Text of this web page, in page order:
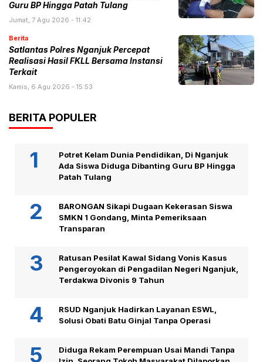
Guru BP Hingga Patah Tulang
Jumat, 7 Agu 2026 - 11:42
Berita
Satlantas Polres Nganjuk Percepat
Realisasi Hasil FKLL Bersama Instansi
Terkait
Kamis, 6 Agu 2026 - 15:53
BERITA POPULER
Potret Kelam Dunia Pendidikan, Di Nganjuk
Ada Siswa Diduga Dibanting Guru BP Hingga
Patah Tulang
BARONGAN Sikapi Dugaan Kekerasan Siswa
SMKN 1 Gondang, Minta Pemeriksaan
Transparan
Ratusan Pesilat Kawal Sidang Vonis Kasus
Pengeroyokan di Pengadilan Negeri Nganjuk,
Terdakwa Divonis 9 Tahun
RSUD Nganjuk Hadirkan Layanan ESWL,
Solusi Obati Batu Ginjal Tanpa Operasi
Diduga Rekam Perempuan Usai Mandi Tanpa